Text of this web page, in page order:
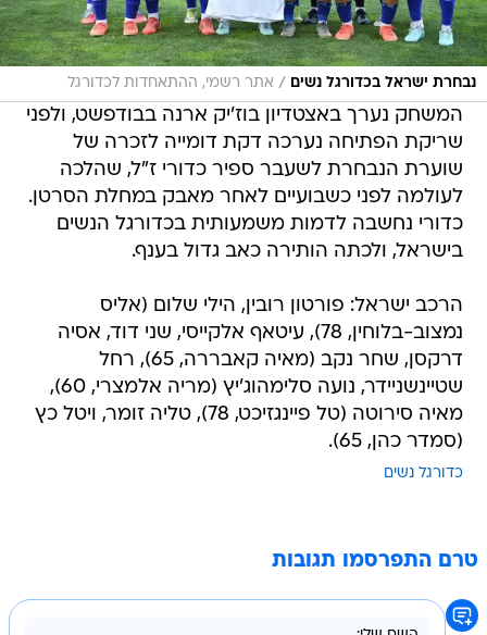
נבחרת ישראל בכדורגל נשים / אתר רשמי, ההתאחדות לכדורגל
המשחק נערך באצטדיון בוז'יק ארנה בבודפשט, ולפני
שריקת הפתיחה נערכה דקת דומייה לזכרה של
שוערת הנבחרת לשעבר ספיר כדורי ז"ל, שהלכה
לעולמה לפני כשבועיים לאחר מאבק במחלת הסרטן.
כדורי נחשבה לדמות משמעותית בכדורגל הנשים
בישראל, ולכתה הותירה כאב גדול בענף.
הרכב ישראל: פורטון רובין, הילי שלום (אליס
נמצוב-בלוחין, 78), עיטאף אלקייסי, שני דוד, אסיה
דרקסן, שחר נקב (מאיה קאבררה, 65), רחל
שטיינשניידר, נועה סלימהוג'יץ (מריה אלמצרי, 60),
מאיה סירוטה (טל פיינגזיכט, 78), טליה זומר, ויטל כץ
(סמדר כהן, 65).
כדורגל נשים
טרם התפרסמו תגובות